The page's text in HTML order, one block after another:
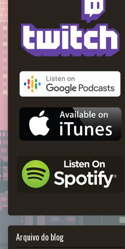
Arquivo do blog